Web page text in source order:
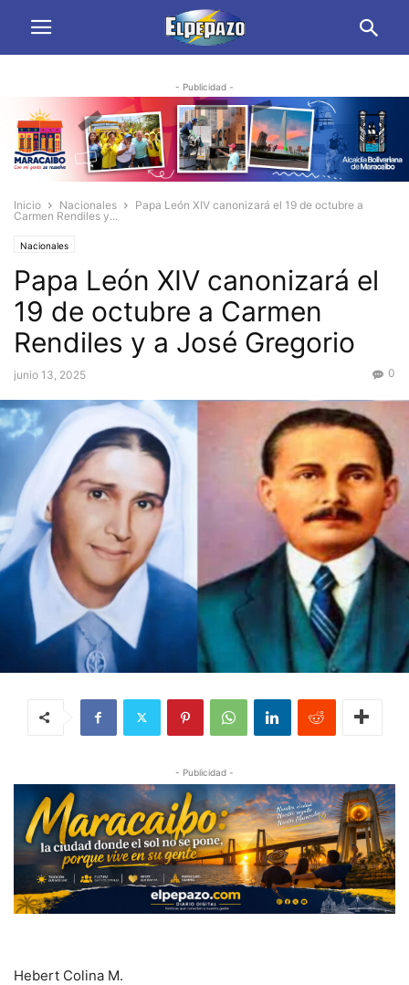
- Publicidad -
Inicio Nacionales
Papa León XIV canonizará el 19 de octubre a
Carmen Rendiles y...
Nacionales
Papa León XIV canonizará el
19 de octubre a Carmen
Rendiles y a José Gregorio
junio 13, 2025 0
- Publicidad -
Hebert Colina M.